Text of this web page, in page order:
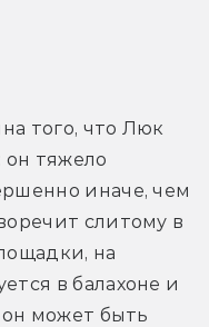
того, что Люк
он тяжело
иначе, чем
слитому в
на
в балахоне и
может быть